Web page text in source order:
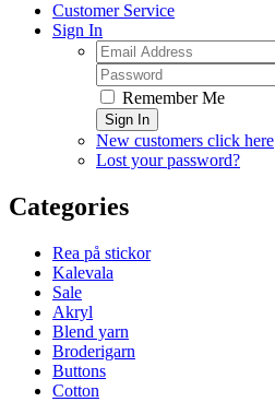
Customer Service
Sign In
Remember Me
Sign In
New customers click here
Lost your password?
Categories
Rea på stickor
Kalevala
Sale
Akryl
Blend yarn
Broderigarn
Buttons
Cotton